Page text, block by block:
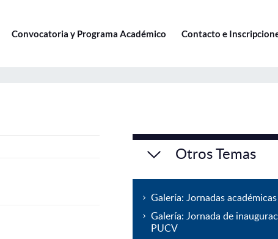
Convocatoria y Programa Académico Contacto e
Otros Temas
Galería: Jornadas académicas
Galería: Jornada de
PUCV